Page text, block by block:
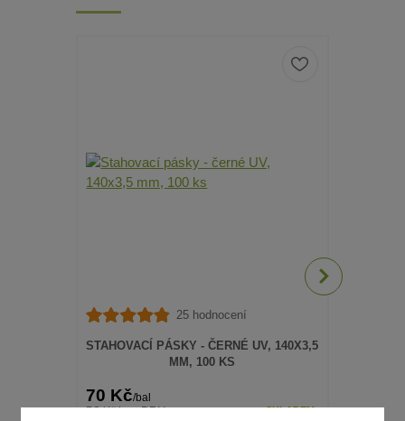
25 hodnocení
STAHOVACÍ PÁSKY - ČERNÉ UV, 140X3,5
MM, 100 KS
70 Kč/bal
58 Kčbez DPH SKLADEM 79 Kčbez